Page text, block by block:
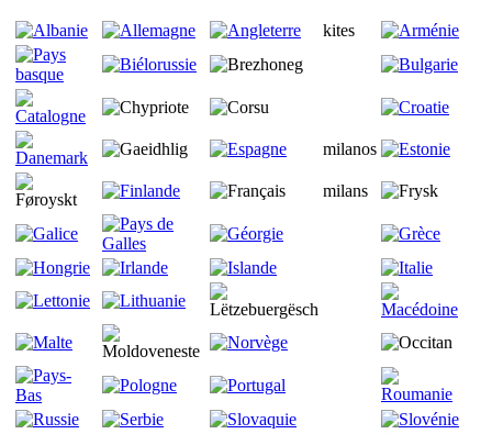
kites
milanos
milans